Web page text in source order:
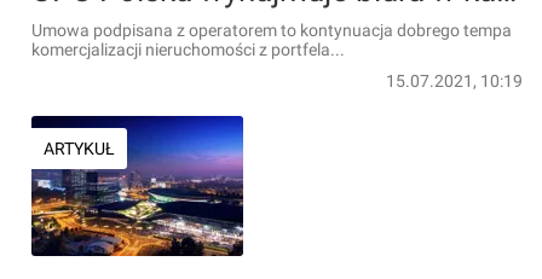
Umowa podpisana z operatorem to kontynuacja dobrego tempa
komercjalizacji nieruchomości z portfela...
15.07.2021, 10:19
ARTYKUŁ